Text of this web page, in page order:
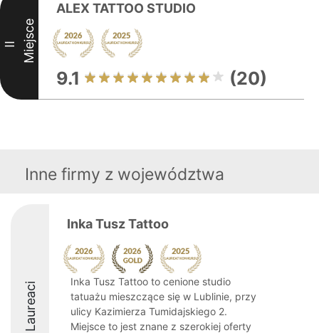
II Miejsce
ALEX TATTOO STUDIO
9.1 (20)
Inne firmy z województwa
Laureaci
Inka Tusz Tattoo
Inka Tusz Tattoo to cenione studio
tatuażu mieszczące się w Lublinie, przy
ulicy Kazimierza Tumidajskiego 2.
Miejsce to jest znane z szerokiej oferty